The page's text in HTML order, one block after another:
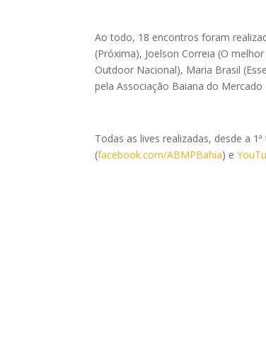
Ao todo, 18 encontros foram
(Próxima), Joelson Correia (O
Outdoor Nacional), Maria Brasil
pela Associação Baiana do Mercado
Todas as lives realizadas, desde a
(facebook.com/ABMPBahia) e